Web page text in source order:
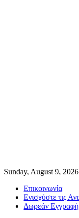
Sunday, August 9, 2026
Επικοινωνία
Ενισχύστε τις
Δωρεάν